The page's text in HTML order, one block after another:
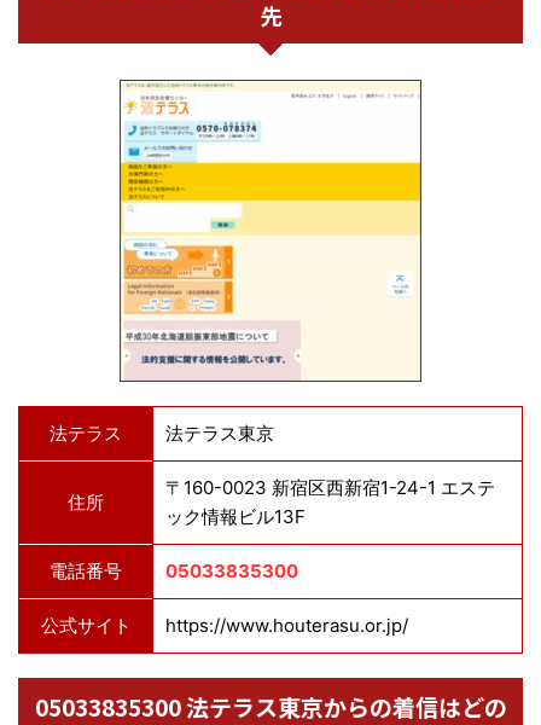
先
法テラス 法テラス東京
住所
〒160-0023 新宿区西新宿1-24-1 エステ
ック情報ビル13F
電話番号 05033835300
公式サイト https://www.houterasu.or.jp/
05033835300 法テラス東京からの着信はどの